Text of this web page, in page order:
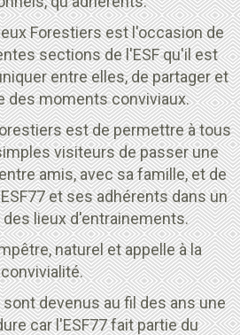
Forestiers est l'occasion de
sections de l'ESF qu'il est
entre elles, de partager et
des moments conviviaux.
est de permettre à tous
visiteurs de passer une
amis, avec sa famille, et de
et ses adhérents dans un
lieux d'entrainements.
naturel et appelle à la
convivialité.
devenus au fil des ans une
car l'ESF77 fait partie du